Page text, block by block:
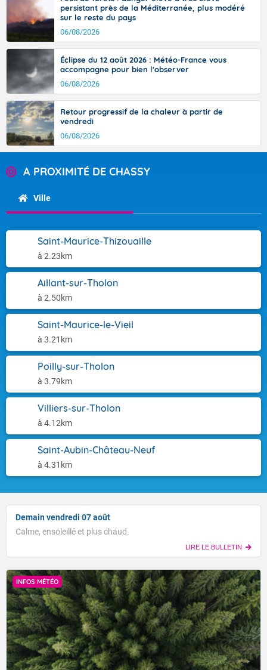
persistant près de la Méditerranée, plus modéré
sur le reste du pays
06/08/2026
Éclipse du 12 août 2026 : Météo-France vous
accompagne pour bien l'observer
06/08/2026
Retour progressif de la chaleur à partir de
vendredi
06/08/2026
A PROXIMITÉ DE CHASSY
Ville
Saint-Maurice-Thizouaille
à 2.23km
Aillant-sur-Tholon
à 2.50km
Saint-Maurice-le-Vieil
à 3.21km
Poilly-sur-Tholon
à 3.79km
Villiers-sur-Tholon
à 4.12km
Saint-Aubin-Château-Neuf
à 4.31km
Demain vendredi 07 août
Calme, ensoleillé et plus chaud.
LIRE LE BULLETIN
INFOS MÉTÉO